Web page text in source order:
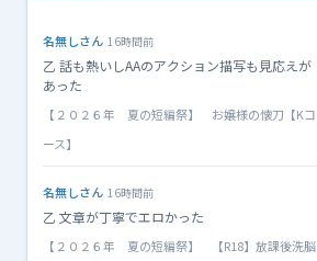
名無しさん 16時間前
乙 話も熱いしAAのアクション描写も見応えが
あった
【２０２６年 夏の短編祭】 お嬢様の懐刀【Kコ
ース】
名無しさん 16時間前
乙 文章が丁寧でエロかった
【２０２６年 夏の短編祭】 【R18】放課後洗脳